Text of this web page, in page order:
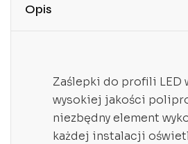
Opis
Zaślepki do profili LED
wysokiej jakości
niezbędny element
każdej instalacji